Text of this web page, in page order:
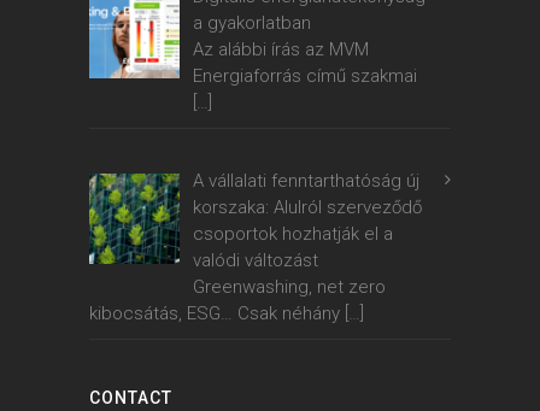
a gyakorlatban
Az alábbi írás az MVM
Energiaforrás című szakmai
A vállalati fenntarthatóság új
korszaka: Alulról szerveződő
csoportok hozhatják el a
valódi változást
Greenwashing, net zero
kibocsátás, ESG… Csak néhány […]
CONTACT